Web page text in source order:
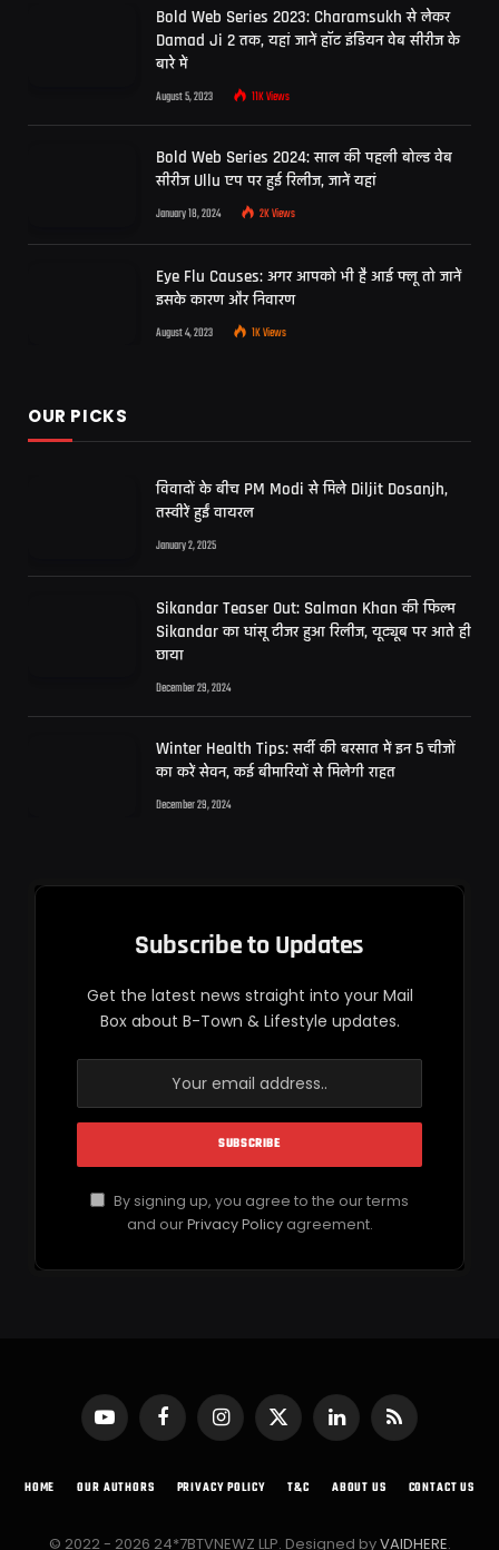
Bold Web Series 2023: Charamsukh से लेकर
Damad Ji 2 तक, यहां जानें हॉट इंडियन वेब सीरीज के
बारे में
August 5, 2023 11KViews
Bold Web Series 2024: साल की पहली बोल्ड वेब
सीरीज Ullu एप पर हुई रिलीज, जानें यहां
January 18, 2024 2KViews
Eye Flu Causes: अगर आपको भी है आई फ्लू तो जानें
इसके कारण और निवारण
August 4, 2023 1KViews
OUR PICKS
विवादों के बीच PM Modi से मिले Diljit Dosanjh,
तस्वीरें हुईं वायरल
January 2, 2025
Sikandar Teaser Out: Salman Khan की फिल्म
Sikandar का धांसू टीजर हुआ रिलीज, यूट्यूब पर आते ही
छाया
December 29, 2024
Winter Health Tips: सर्दी की बरसात में इन 5 चीजों
का करें सेवन, कई बीमारियों से मिलेगी राहत
December 29, 2024
Subscribe to Updates
Get the latest news straight into your Mail
Box about B-Town & Lifestyle updates.
By signing up, you agree to the our terms
and ourPrivacy Policyagreement.
YouTubeFacebookInstagram
X
(Twitter)
LinkedInRSS
HOME OUR AUTHORS PRIVACY POLICY T&C ABOUT US CONTACT US
© 2022 - 2026 24*7BTVNEWZ LLP. Designed byVAIDHERE.